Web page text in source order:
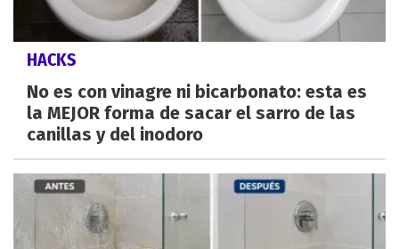
HACKS
No es con vinagre ni bicarbonato: esta es
la MEJOR forma de sacar el sarro de las
canillas y del inodoro